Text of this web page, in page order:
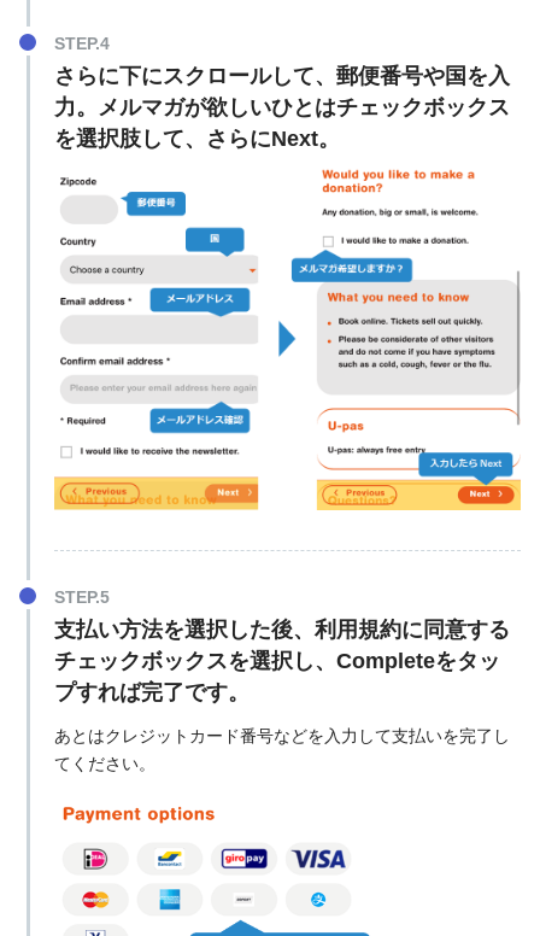
さらに下にスクロールして、郵便番号や国を入
力。メルマガが欲しいひとはチェックボックス
を選択肢して、さらにNext。
支払い方法を選択した後、利用規約に同意する
チェックボックスを選択し、Completeをタッ
プすれば完了です。
あとはクレジットカード番号などを入力して支払いを完了し
てください。